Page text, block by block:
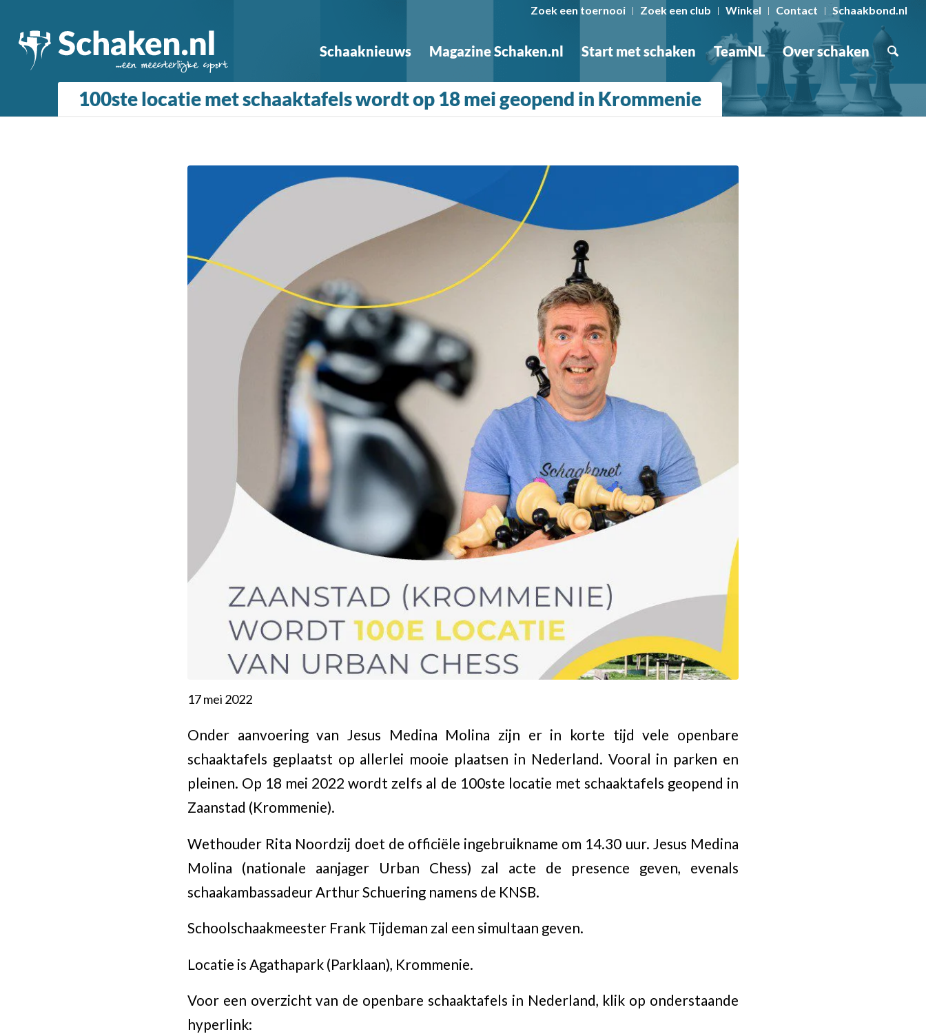
Zoek een toernooi Zoek een club Winkel Contact Schaakbond.nl
Schaaknieuws Magazine Schaken.nl Start met schaken TeamNL Over schaken
100ste locatie met schaaktafels wordt op 18 mei geopend in Krommenie
17 mei 2022
Onder aanvoering van Jesus Medina Molina zijn er in korte tijd vele openbare
schaaktafels geplaatst op allerlei mooie plaatsen in Nederland. Vooral in parken en
pleinen. Op 18 mei 2022 wordt zelfs al de 100ste locatie met schaaktafels geopend in
Zaanstad (Krommenie).
Wethouder Rita Noordzij doet de officiële ingebruikname om 14.30 uur. Jesus Medina
Molina (nationale aanjager Urban Chess) zal acte de presence geven, evenals
schaakambassadeur Arthur Schuering namens de KNSB.
Schoolschaakmeester Frank Tijdeman zal een simultaan geven.
Locatie is Agathapark (Parklaan), Krommenie.
Voor een overzicht van de openbare schaaktafels in Nederland, klik op onderstaande
hyperlink: